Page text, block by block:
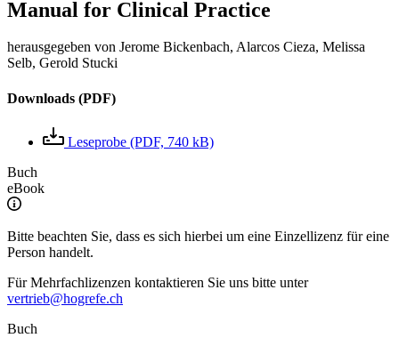
Manual for Clinical Practice
herausgegeben von Jerome Bickenbach, Alarcos Cieza, Melissa
Selb, Gerold Stucki
Downloads (PDF)
Leseprobe (PDF, 740 kB)
Buch
eBook
Bitte beachten Sie, dass es sich hierbei um eine Einzellizenz für eine
Person handelt.
Für Mehrfachlizenzen kontaktieren Sie uns bitte unter
vertrieb@hogrefe.ch
Buch